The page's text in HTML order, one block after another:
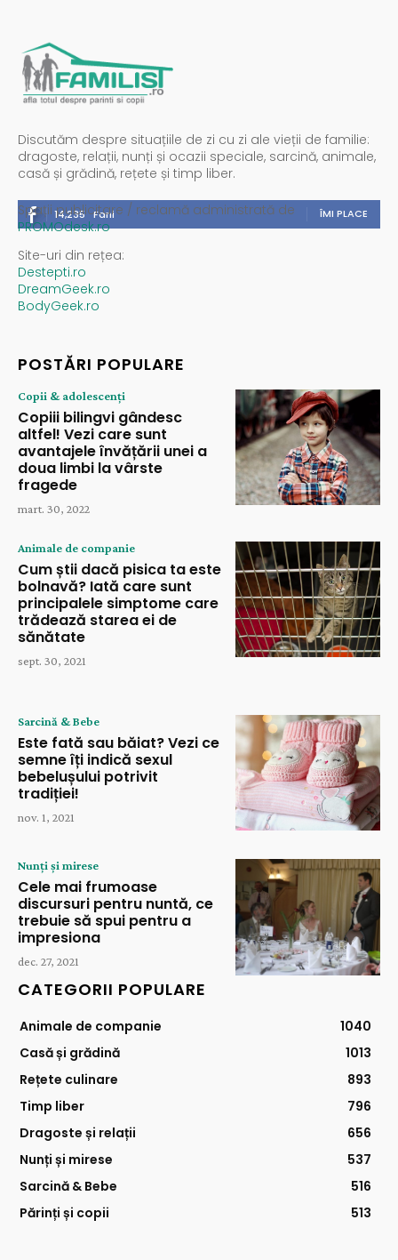
Discutăm despre situațiile de zi cu zi ale vieții de familie:
dragoste, relații, nunți și ocazii speciale, sarcină, animale,
casă și grădină, rețete și timp liber.
14,235 Fani ÎMI PLACE
Spații publicitare / reclamă administrată de
PROMOdesk.ro
Site-uri din rețea:
Destepti.ro
DreamGeek.ro
BodyGeek.ro
POSTĂRI POPULARE
Copii & adolescenți
Copiii bilingvi gândesc
altfel! Vezi care sunt
avantajele învățării unei a
doua limbi la vârste
fragede
mart. 30, 2022
Animale de companie
Cum știi dacă pisica ta este
bolnavă? Iată care sunt
principalele simptome care
trădează starea ei de
sănătate
sept. 30, 2021
Sarcină & Bebe
Este fată sau băiat? Vezi ce
semne îți indică sexul
bebelușului potrivit
tradiției!
nov. 1, 2021
Nunți și mirese
Cele mai frumoase
discursuri pentru nuntă, ce
trebuie să spui pentru a
impresiona
dec. 27, 2021
CATEGORII POPULARE
Animale de companie
1040
Casă și grădină
1013
Rețete culinare
893
Timp liber
796
Dragoste și relații
656
Nunți și mirese
537
Sarcină & Bebe
516
Părinți și copii
513